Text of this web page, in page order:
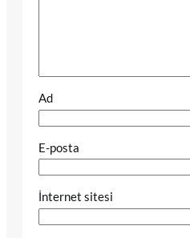
Ad
E-posta
İnternet sitesi